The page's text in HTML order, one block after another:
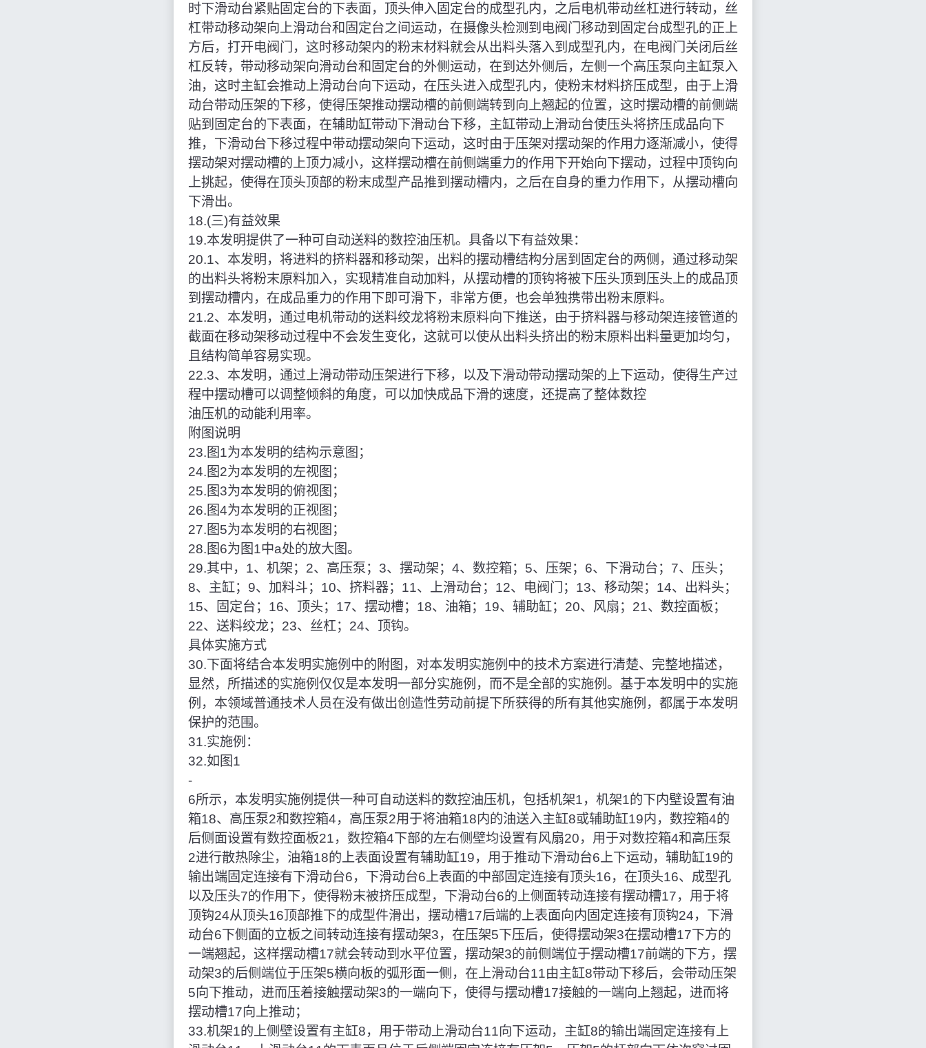
时下滑动台紧贴固定台的下表面，顶头伸入固定台的成型孔内，之后电机带动丝杠进行转动，丝
杠带动移动架向上滑动台和固定台之间运动，在摄像头检测到电阀门移动到固定台成型孔的正上
方后，打开电阀门，这时移动架内的粉末材料就会从出料头落入到成型孔内，在电阀门关闭后丝
杠反转，带动移动架向滑动台和固定台的外侧运动，在到达外侧后，左侧一个高压泵向主缸泵入
油，这时主缸会推动上滑动台向下运动，在压头进入成型孔内，使粉末材料挤压成型，由于上滑
动台带动压架的下移，使得压架推动摆动槽的前侧端转到向上翘起的位置，这时摆动槽的前侧端
贴到固定台的下表面，在辅助缸带动下滑动台下移，主缸带动上滑动台使压头将挤压成品向下
推，下滑动台下移过程中带动摆动架向下运动，这时由于压架对摆动架的作用力逐渐减小，使得
摆动架对摆动槽的上顶力减小，这样摆动槽在前侧端重力的作用下开始向下摆动，过程中顶钩向
上挑起，使得在顶头顶部的粉末成型产品推到摆动槽内，之后在自身的重力作用下，从摆动槽向
下滑出。
18.(三)有益效果
19.本发明提供了一种可自动送料的数控油压机。具备以下有益效果：
20.1、本发明，将进料的挤料器和移动架，出料的摆动槽结构分居到固定台的两侧，通过移动架
的出料头将粉末原料加入，实现精准自动加料，从摆动槽的顶钩将被下压头顶到压头上的成品顶
到摆动槽内，在成品重力的作用下即可滑下，非常方便，也会单独携带出粉末原料。
21.2、本发明，通过电机带动的送料绞龙将粉末原料向下推送，由于挤料器与移动架连接管道的
截面在移动架移动过程中不会发生变化，这就可以使从出料头挤出的粉末原料出料量更加均匀，
且结构简单容易实现。
22.3、本发明，通过上滑动带动压架进行下移，以及下滑动带动摆动架的上下运动，使得生产过
程中摆动槽可以调整倾斜的角度，可以加快成品下滑的速度，还提高了整体数控
油压机的动能利用率。
附图说明
23.图1为本发明的结构示意图；
24.图2为本发明的左视图；
25.图3为本发明的俯视图；
26.图4为本发明的正视图；
27.图5为本发明的右视图；
28.图6为图1中a处的放大图。
29.其中，1、机架；2、高压泵；3、摆动架；4、数控箱；5、压架；6、下滑动台；7、压头；
8、主缸；9、加料斗；10、挤料器；11、上滑动台；12、电阀门；13、移动架；14、出料头；
15、固定台；16、顶头；17、摆动槽；18、油箱；19、辅助缸；20、风扇；21、数控面板；
22、送料绞龙；23、丝杠；24、顶钩。
具体实施方式
30.下面将结合本发明实施例中的附图，对本发明实施例中的技术方案进行清楚、完整地描述，
显然，所描述的实施例仅仅是本发明一部分实施例，而不是全部的实施例。基于本发明中的实施
例，本领域普通技术人员在没有做出创造性劳动前提下所获得的所有其他实施例，都属于本发明
保护的范围。
31.实施例：
32.如图1
‑
6所示，本发明实施例提供一种可自动送料的数控油压机，包括机架1，机架1的下内壁设置有油
箱18、高压泵2和数控箱4，高压泵2用于将油箱18内的油送入主缸8或辅助缸19内，数控箱4的
后侧面设置有数控面板21，数控箱4下部的左右侧壁均设置有风扇20，用于对数控箱4和高压泵
2进行散热除尘，油箱18的上表面设置有辅助缸19，用于推动下滑动台6上下运动，辅助缸19的
输出端固定连接有下滑动台6，下滑动台6上表面的中部固定连接有顶头16，在顶头16、成型孔
以及压头7的作用下，使得粉末被挤压成型，下滑动台6的上侧面转动连接有摆动槽17，用于将
顶钩24从顶头16顶部推下的成型件滑出，摆动槽17后端的上表面向内固定连接有顶钩24，下滑
动台6下侧面的立板之间转动连接有摆动架3，在压架5下压后，使得摆动架3在摆动槽17下方的
一端翘起，这样摆动槽17就会转动到水平位置，摆动架3的前侧端位于摆动槽17前端的下方，摆
动架3的后侧端位于压架5横向板的弧形面一侧，在上滑动台11由主缸8带动下移后，会带动压架
5向下推动，进而压着接触摆动架3的一端向下，使得与摆动槽17接触的一端向上翘起，进而将
摆动槽17向上推动；
33.机架1的上侧壁设置有主缸8，用于带动上滑动台11向下运动，主缸8的输出端固定连接有上